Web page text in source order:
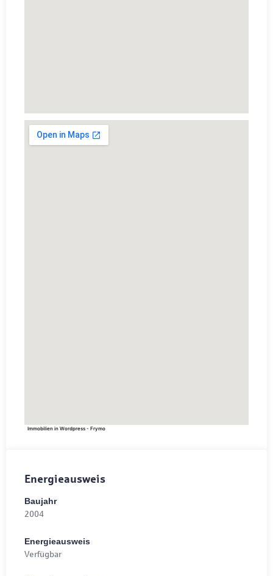
Immobilien in Wordpress - Frymo
Energieausweis
Baujahr
2004
Energieausweis
Verfügbar